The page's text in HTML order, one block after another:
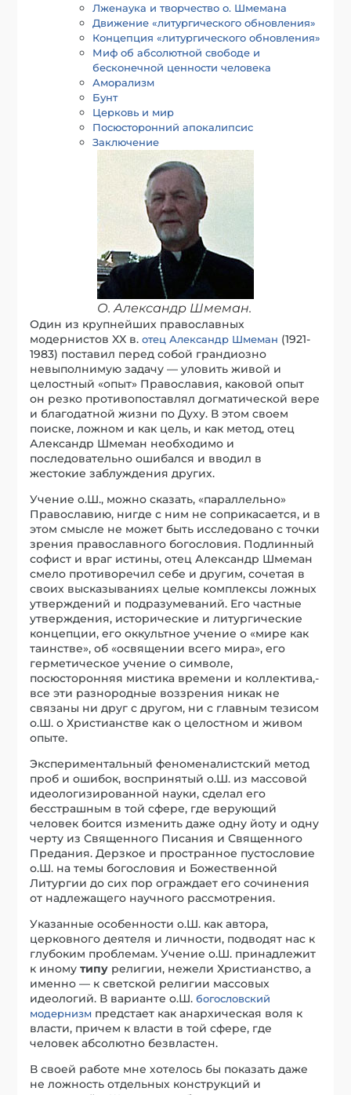
Лженаука и творчество о. Шмемана
Движение «литургического обновления»
Концепция «литургического обновления»
Миф об абсолютной свободе и
бесконечной ценности человека
Аморализм
Бунт
Церковь и мир
Посюсторонний апокалипсис
Заключение
О. Александр Шмеман.
Один из крупнейших православных
модернистов XX в.отец Александр Шмеман (1921-
1983) поставил перед собой грандиозно
невыполнимую задачу — уловить живой и
целостный «опыт» Православия, каковой опыт
он резко противопоставлял догматической вере
и благодатной жизни по Духу. В этом своем
поиске, ложном и как цель, и как метод, отец
Александр Шмеман необходимо и
последовательно ошибался и вводил в
жестокие заблуждения других.
Учение о.Ш., можно сказать, «параллельно»
Православию, нигде с ним не соприкасается, и в
этом смысле не может быть исследовано с точки
зрения православного богословия. Подлинный
софист и враг истины, отец Александр Шмеман
смело противоречил себе и другим, сочетая в
своих высказываниях целые комплексы ложных
утверждений и подразумеваний. Его частные
утверждения, исторические и литургические
концепции, его оккультное учение о «мире как
таинстве», об «освящении всего мира», его
герметическое учение о символе,
посюсторонняя мистика времени и коллектива,-
все эти разнородные воззрения никак не
связаны ни друг с другом, ни с главным тезисом
о.Ш. о Христианстве как о целостном и живом
опыте.
Экспериментальный феноменалистский метод
проб и ошибок, воспринятый о.Ш. из массовой
идеологизированной науки, сделал его
бесстрашным в той сфере, где верующий
человек боится изменить даже одну йоту и одну
черту из Священного Писания и Священного
Предания. Дерзкое и пространное пустословие
о.Ш. на темы богословия и Божественной
Литургии до сих пор ограждает его сочинения
от надлежащего научного рассмотрения.
Указанные особенности о.Ш. как автора,
церковного деятеля и личности, подводят нас к
глубоким проблемам. Учение о.Ш. принадлежит
к иномутипу религии, нежели Христианство, а
именно — к светской религии массовых
идеологий. В варианте о.Ш.богословский
модернизм предстает как анархическая воля к
власти, причем к власти в той сфере, где
человек абсолютно безвластен.
В своей работе мне хотелось бы показать даже
не ложность отдельных конструкций и